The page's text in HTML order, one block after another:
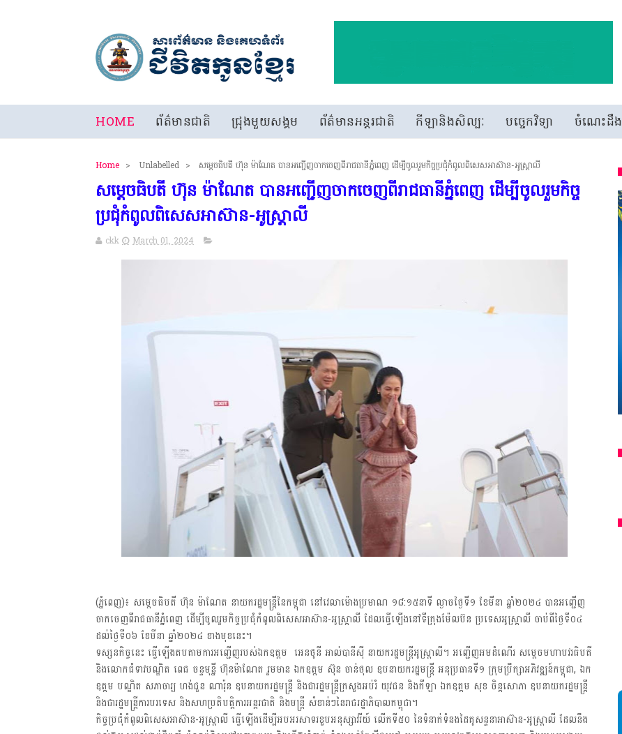
HOME ព័ត៌មានជាតិ ជ្រុងមួយសង្គម ព័ត៌មានអន្តរជាតិ កីឡានិងសិល្បៈ បច្ចេកវិទ្យា ចំណេះដឹង
Home > Unlabelled > សម្តេចធិបតី ហ៊ុន ម៉ាណែត បានអញ្ជើញចាកចេញពីរាជធានីភ្នំពេញ ដើម្បីចូលរួមកិច្ចប្រជុំកំពូលពិសេសអាស៊ាន-អូស្ត្រាលី
សម្តេចធិបតី ហ៊ុន ម៉ាណែត បានអញ្ជើញចាកចេញពីរាជធានីភ្នំពេញ ដើម្បីចូលរួមកិច្ច
ប្រជុំកំពូលពិសេសអាស៊ាន-អូស្ត្រាលី
ckk March 01, 2024
(ភ្នំពេញ)៖ សម្តេចធិបតី ហ៊ុន ម៉ាណែត នាយករដ្ឋមន្រ្តីនៃកម្ពុជា នៅវេលាម៉ោងប្រមាណ ១៨:១៥នាទី ល្ងាចថ្ងៃទី១ ខែមីនា ឆ្នាំ២០២៤ បានអញ្ជើញ
ចាកចេញពីរាជធានីភ្នំពេញ ដើម្បីចូលរួមកិច្ចប្រជុំកំពូលពិសេសអាស៊ាន-អូស្ត្រាលី ដែលធ្វើឡើងនៅទីក្រុងម៉ែលប៊ន ប្រទេសអូស្ត្រាលី ចាប់ពីថ្ងៃទី០៤
ដល់ថ្ងៃទី០៦ ខែមីនា ឆ្នាំ២០២៤ ខាងមុខនេះ។
ទស្សនកិច្ចនេះ ធ្វើឡើងតបតាមការអញ្ជើញរបស់ឯកឧត្តម អេនថូនី អាល់បានីស៊ី នាយករដ្ឋមន្ត្រីអូស្ត្រាលី។ អញ្ជើញអមដំណើរ សម្តេចមហាបវរធិបតី
និងលោកជំទាវបណ្ឌិត ពេជ ចន្ទមុន្នី ហ៊ុនម៉ាណែត រួមមាន ឯកឧត្តម ស៊ុន ចាន់ថុល ឧបនាយករដ្ឋមន្ត្រី អនុប្រធានទី១ ក្រុមប្រឹក្សាអភិវឌ្ឍន៍កម្ពុជា, ឯក
ឧត្តម បណ្ឌិត សភាចារ្យ ហង់ជួន ណារ៉ុន ឧបនាយករដ្ឋមន្ត្រី និងជារដ្ឋមន្ត្រីក្រសួងអប់រំ យុវជន និងកីឡា ឯកឧត្តម សុខ ចិន្តសោភា ឧបនាយករដ្ឋមន្ត្រី
និងជារដ្ឋមន្ត្រីការបរទេស និងសហប្រតិបត្តិការអន្តរជាតិ និងមន្ត្រី សំខាន់ៗនៃរាជរដ្ឋាភិបាលកម្ពុជា។
កិច្ចប្រជុំកំពូលពិសេសអាស៊ាន-អូស្ត្រាលី ធ្វើឡើងដើម្បីអបអរសាទរខួបអនុស្សាវរីយ៍ លើកទី៥០ នៃទំនាក់ទំនងដៃគូសន្ទនាអាស៊ាន-អូស្ត្រាលី ដែលនឹង